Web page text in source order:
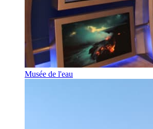
Musée de l'eau